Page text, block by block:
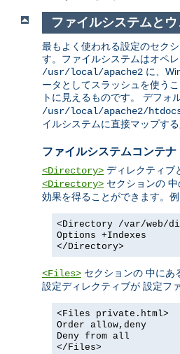
ファイルシステムとウ
最もよく使われる設定のセク
す。ファイルシステムはオペ
/usr/local/apache2 に、
ータとしてスラッシュを使う
トに見えるものです。 デフォ
/usr/local/apache2/
イルシステムに直接マップする
ファイルシステムコンテナ
<Directory> ディレクティブ
<Directory> セクションの
効果を得ることができます。
<Directory /var/web/
Options +Indexes
</Directory>
<Files> セクションの 中にあ
設定ディレクティブが 設定フ
<Files private.html>
Order allow,deny
Deny from all
</Files>